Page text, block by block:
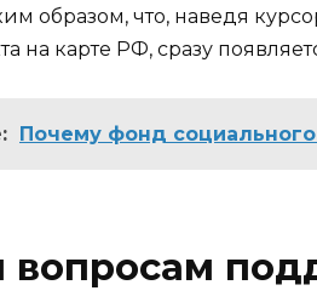
образом, что, наведя
на карте РФ, сразу
Почему фонд социального
вопросам